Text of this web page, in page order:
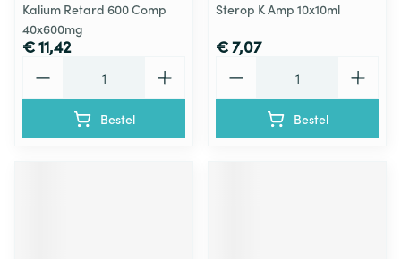
Kalium Retard 600 Comp
40x600mg
€ 11,42
Bestel
Sterop K Amp 10x10ml
€ 7,07
Bestel